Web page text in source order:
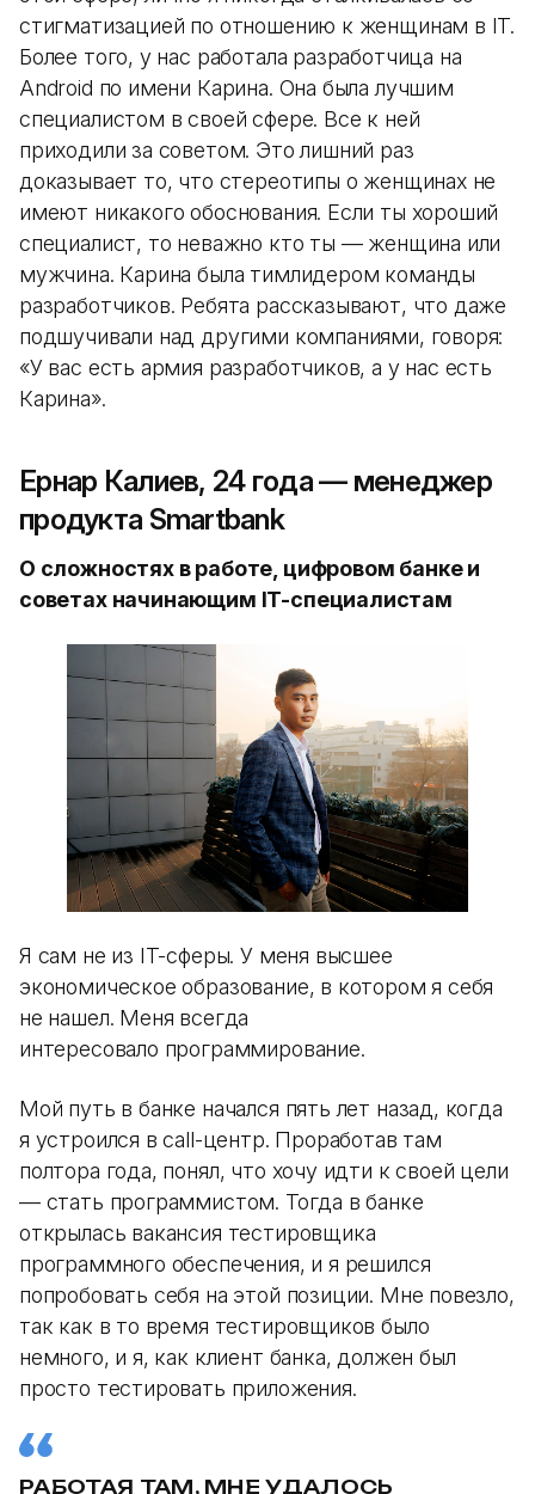
стигматизацией по отношению к женщинам в IT.
Более того, у нас работала разработчица на
Android по имени Карина. Она была лучшим
специалистом в своей сфере. Все к ней
приходили за советом. Это лишний раз
доказывает то, что стереотипы о женщинах не
имеют никакого обоснования. Если ты хороший
специалист, то неважно кто ты — женщина или
мужчина. Карина была тимлидером команды
разработчиков. Ребята рассказывают, что даже
подшучивали над другими компаниями, говоря:
«У вас есть армия разработчиков, а у нас есть
Карина».
Ернар Калиев, 24 года — менеджер
продукта Smartbank
О сложностях в работе, цифровом банке и
советах начинающим IT-специалистам
Я сам не из IT-сферы. У меня высшее
экономическое образование, в котором я себя
не нашел. Меня всегда
интересовало программирование.
Мой путь в банке начался пять лет назад, когда
я устроился в call-центр. Проработав там
полтора года, понял, что хочу идти к своей цели
— стать программистом. Тогда в банке
открылась вакансия тестировщика
программного обеспечения, и я решился
попробовать себя на этой позиции. Мне повезло,
так как в то время тестировщиков было
немного, и я, как клиент банка, должен был
просто тестировать приложения.
РАБОТАЯ ТАМ, МНЕ УДАЛОСЬ